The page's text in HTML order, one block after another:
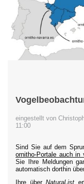
eingestellt von
11:00
Sind Sie auf dem
ornitho-Portale auch in
Sie Ihre Meldungen
automatisch dorthin
Ihre überNaturaList